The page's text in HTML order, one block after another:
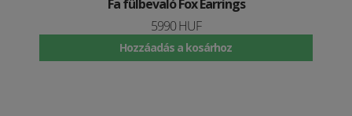
Fa fülbevaló Fox Earrings
5990 HUF
Hozzáadás a kosárhoz